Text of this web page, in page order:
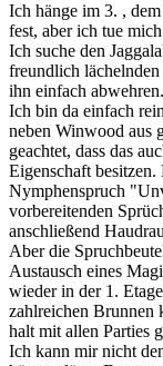
Ich hänge im 3. ,
fest, aber ich tue
Ich suche den
freundlich
ihn einfach abwehren.
Ich bin da einfach
neben Winwood aus
geachtet, dass das
Eigenschaft
Nymphenspruch
vorbereitenden
anschließend
Aber die
Austausch eines
wieder in der 1.
zahlreichen Brunnen
halt mit allen Parties
Ich kann mir nicht